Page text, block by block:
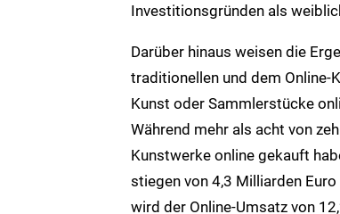
Investitionsgründen als
Darüber hinaus weisen die
traditionellen und dem Online-
Kunst oder Sammlerstücke
Während mehr als acht von
Kunstwerke online gekauft
stiegen von 4,3 Milliarden
wird der Online-Umsatz von